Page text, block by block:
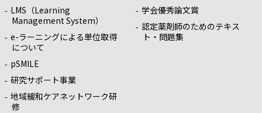
LMS（Learning
Management System）
e-ラーニングによる単位取得
について
pSMILE
研究サポート事業
地域緩和ケアネットワーク研
修
学会優秀論文賞
認定薬剤師のためのテキス
ト・問題集